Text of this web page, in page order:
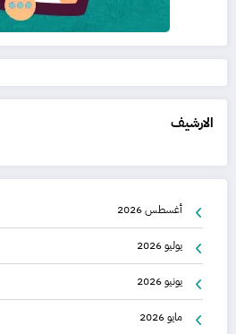
الارشيف
أغسطس 2026
يوليو 2026
يونيو 2026
مايو 2026